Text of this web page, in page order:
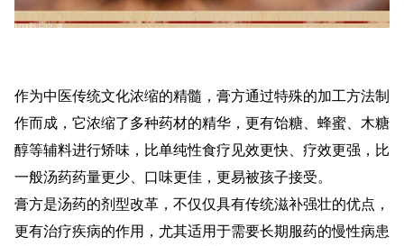
作为中医传统文化浓缩的精髓，膏方通过特殊的加工方法制
作而成，它浓缩了多种药材的精华，更有饴糖、蜂蜜、木糖
醇等辅料进行矫味，比单纯性食疗见效更快、疗效更强，比
一般汤药药量更少、口味更佳，更易被孩子接受。
膏方是汤药的剂型改革，不仅仅具有传统滋补强壮的优点，
更有治疗疾病的作用，尤其适用于需要长期服药的慢性病患